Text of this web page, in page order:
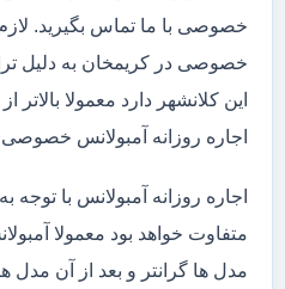
خصوصی با ما تماس بگیرید.
خصوصی در کریمخان به دلیل
این کلانشهر دارد معمولا
اجاره روزانه آمبولانس خصوصی
اجاره روزانه آمبولانس با توجه